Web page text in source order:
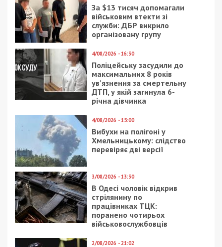
За $13 тисяч допомагали
військовим втекти зі
служби: ДБР викрило
організовану групу
4/08/2026 - 16:30
Поліцейську засудили до
максимальних 8 років
ув’язнення за смертельну
ДТП, у якій загинула 6-
річна дівчинка
4/08/2026 - 15:00
Вибухи на полігоні у
Хмельницькому: слідство
перевіряє дві версії
3/08/2026 - 13:30
В Одесі чоловік відкрив
стрілянину по
працівниках ТЦК:
поранено чотирьох
військовослужбовців
2/08/2026 - 21:02